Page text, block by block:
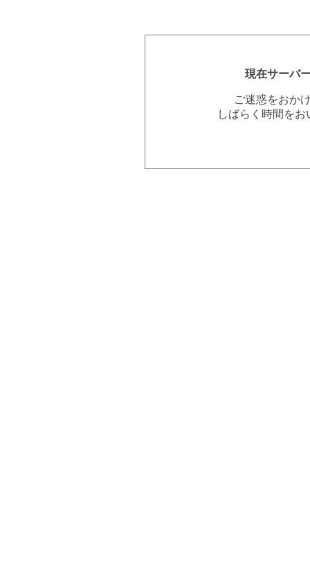
現在サーバ
ご迷惑をおか
しばらく時間を